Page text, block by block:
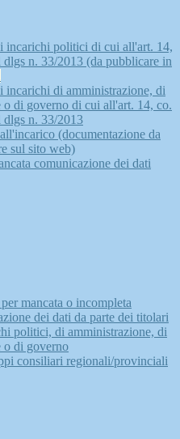
incarichi politici di cui all'art. 14,
dlgs n. 33/2013 (da pubblicare in
incarichi di amministrazione, di
o di governo di cui all'art. 14, co.
dlgs n. 33/2013
(documentazione da
sul sito web)
comunicazione dei dati
mancata o incompleta
dei dati da parte dei titolari
politici, di amministrazione, di
o di governo
consiliari regionali/provinciali